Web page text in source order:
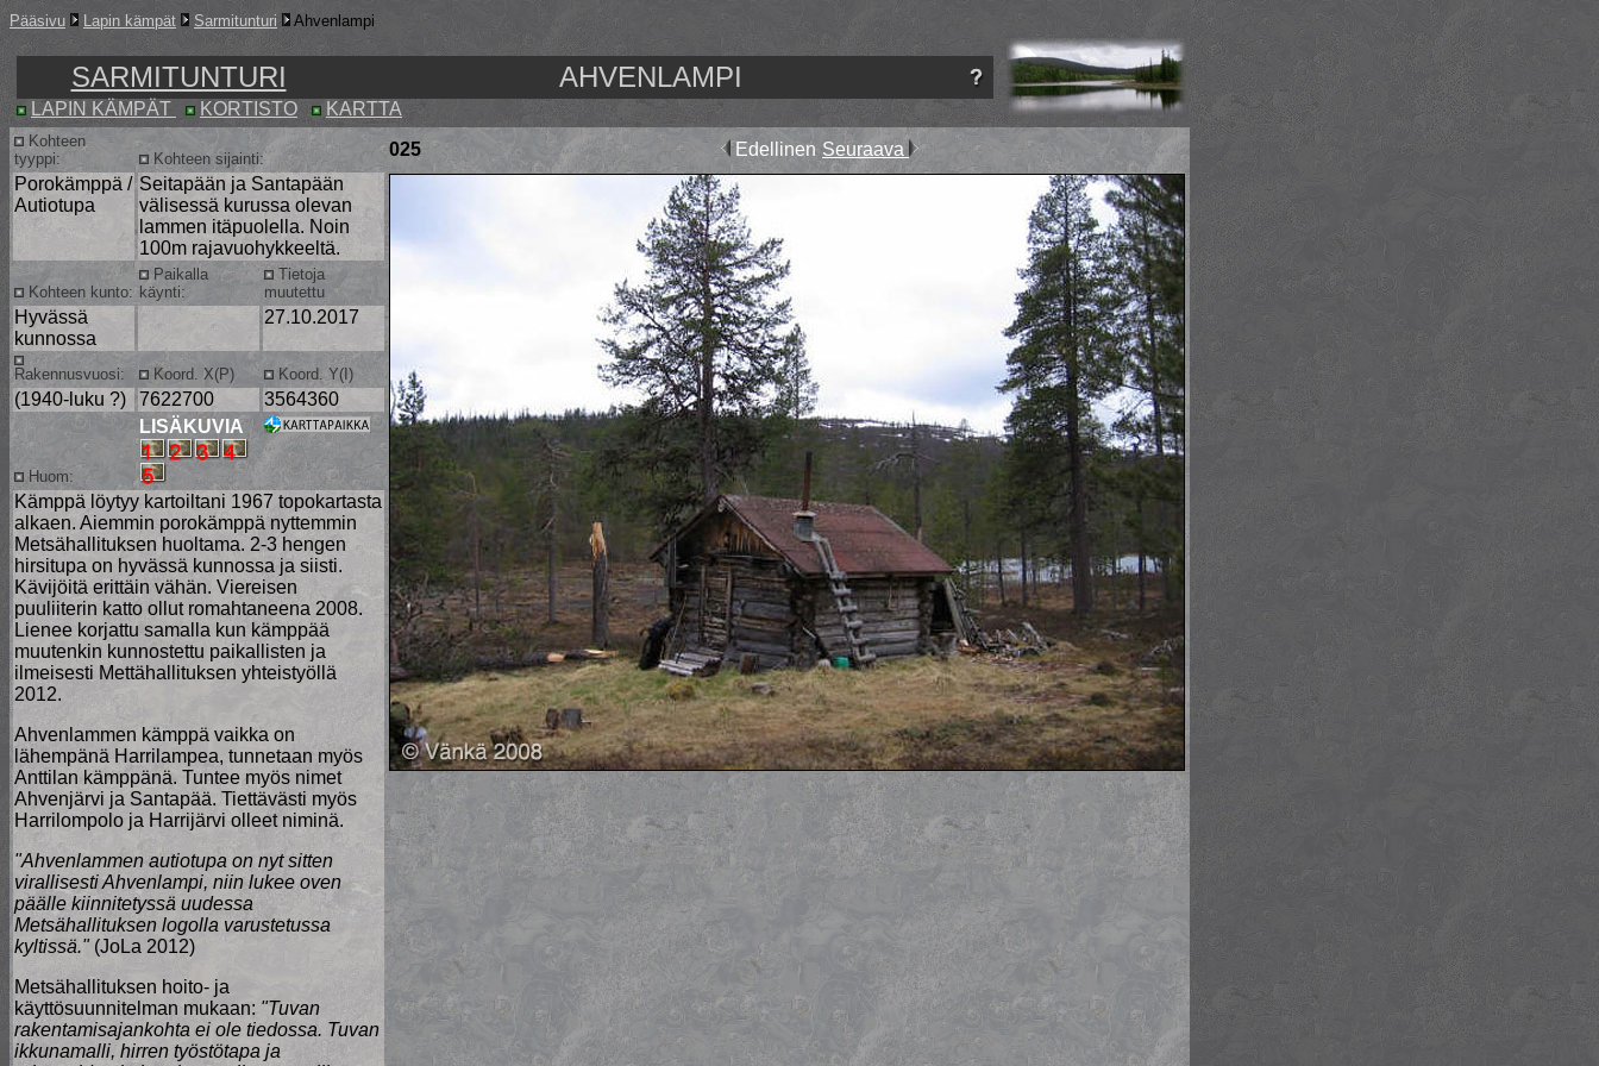
Pääsivu Lapin kämpät Sarmitunturi Ahvenlampi
SARMITUNTURI AHVENLAMPI
LAPIN KÄMPÄT KORTISTO KARTTA
Kohteen
tyyppi:
Kohteen sijainti: 025 Edellinen Seuraava
Porokämppä /
Autiotupa
Seitapään ja Santapään
välisessä kurussa olevan
lammen itäpuolella. Noin
100m rajavuohykkeeltä.
Kohteen kunto:
Paikalla
käynti:
Tietoja
muutettu
Hyvässä
kunnossa
27.10.2017
Rakennusvuosi: Koord. X(P) Koord. Y(I)
(1940-luku ?) 7622700 3564360
Huom:
LISÄKUVIA
Kämppä löytyy kartoiltani 1967 topokartasta
alkaen. Aiemmin porokämppä nyttemmin
Metsähallituksen huoltama. 2-3 hengen
hirsitupa on hyvässä kunnossa ja siisti.
Kävijöitä erittäin vähän. Viereisen
puuliiterin katto ollut romahtaneena 2008.
Lienee korjattu samalla kun kämppää
muutenkin kunnostettu paikallisten ja
ilmeisesti Mettähallituksen yhteistyöllä
2012.
Ahvenlammen kämppä vaikka on
lähempänä Harrilampea, tunnetaan myös
Anttilan kämppänä. Tuntee myös nimet
Ahvenjärvi ja Santapää. Tiettävästi myös
Harrilompolo ja Harrijärvi olleet niminä.
"Ahvenlammen autiotupa on nyt sitten
virallisesti Ahvenlampi, niin lukee oven
päälle kiinnitetyssä uudessa
Metsähallituksen logolla varustetussa
kyltissä."(JoLa 2012)
Metsähallituksen hoito- ja
käyttösuunnitelman mukaan: "Tuvan
rakentamisajankohta ei ole tiedossa. Tuvan
ikkunamalli, hirren työstötapa ja